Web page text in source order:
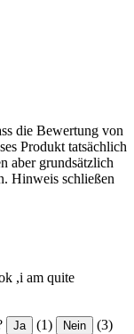
die Bewertung von
Produkt tatsächlich
aber grundsätzlich
Hinweis schließen
,i am quite
Ja (1) Nein (3)